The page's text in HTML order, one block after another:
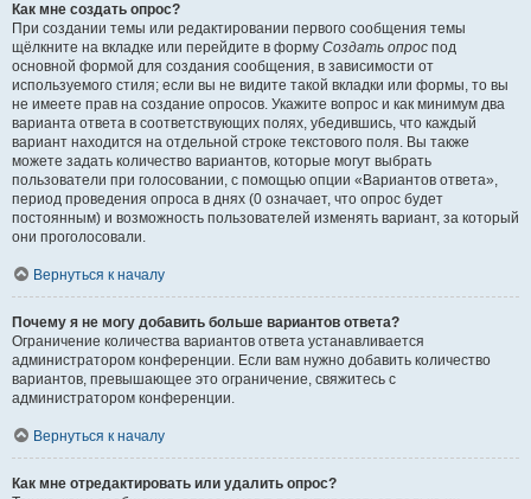
Как мне создать опрос?
При создании темы или редактировании первого сообщения темы
щёлкните на вкладке или перейдите в форму Создать опрос под
основной формой для создания сообщения, в зависимости от
используемого стиля; если вы не видите такой вкладки или формы, то вы
не имеете прав на создание опросов. Укажите вопрос и как минимум два
варианта ответа в соответствующих полях, убедившись, что каждый
вариант находится на отдельной строке текстового поля. Вы также
можете задать количество вариантов, которые могут выбрать
пользователи при голосовании, с помощью опции «Вариантов ответа»,
период проведения опроса в днях (0 означает, что опрос будет
постоянным) и возможность пользователей изменять вариант, за который
они проголосовали.
Вернуться к началу
Почему я не могу добавить больше вариантов ответа?
Ограничение количества вариантов ответа устанавливается
администратором конференции. Если вам нужно добавить количество
вариантов, превышающее это ограничение, свяжитесь с
администратором конференции.
Вернуться к началу
Как мне отредактировать или удалить опрос?